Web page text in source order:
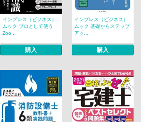
インプレス［ビジネス］
ムック プロとして使う
Zoo...
購入
インプレス［ビジネス］
ムック 基礎からステップ
アッ...
購入